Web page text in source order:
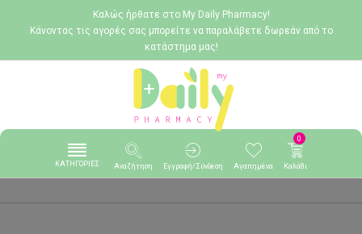
Καλώς ήρθατε στο My Daily Pharmacy!
Κάνοντας τις αγορές σας μπορείτε να παραλάβετε δωρεάν από το
κατάστημα μας!
ΚΑΤΗΓΟΡΙΕΣ Αναζήτηση Εγγραφή/Σύνδεση Αγαπημένα
0
Καλάθι